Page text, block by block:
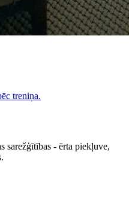
treniņa.
sarežģītības - ērta piekļuve,